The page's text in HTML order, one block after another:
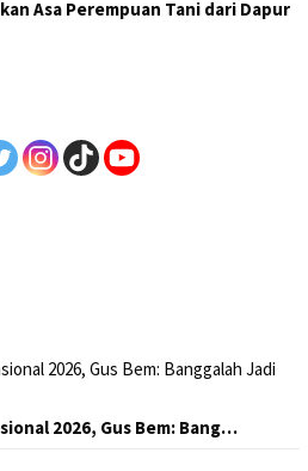
Asa Perempuan Tani dari Dapur
2026, Gus Bem: Bang…